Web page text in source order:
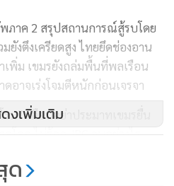
มื่น เหมือนกับที่สากลทุกประเทศ
ร้างปัญหาให้กับไทย ต้องเสีย
มีหลายคนสนับสนุน
ชิกวุฒิสภา (สว.) โพสต์เฟซบุ๊ก
ยกเลิก MOU 2543 , 2544 ทันที
ภาค 2 สรุปสถานการณ์สู้รบโดย
มยังตึงเครียดสูง ไทยยึดช่องอาน
เพิ่ม เขมรยังถล่มพื้นที่พลเรือน
ดอาจเร่งโจมตีหนักก่อนเจรจา
รม” เตือนอย่าประมาทเขมรยื่น
ลโลก ไม่รู้ถก JBC จบอย่างไร
มต่อ
งเพิ่มเติม
ด